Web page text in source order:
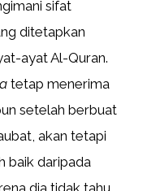
sifat
ditetapkan
ayat Al-Quran.
tetap menerima
setelah berbuat
akan tetapi
baik daripada
dia tidak tahu